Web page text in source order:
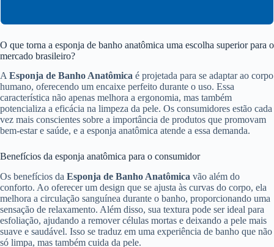
O que torna a esponja de banho anatômica uma escolha superior para o
mercado brasileiro?
A Esponja de Banho Anatômica é projetada para se adaptar ao corpo
humano, oferecendo um encaixe perfeito durante o uso. Essa
característica não apenas melhora a ergonomia, mas também
potencializa a eficácia na limpeza da pele. Os consumidores estão cada
vez mais conscientes sobre a importância de produtos que promovam
bem-estar e saúde, e a esponja anatômica atende a essa demanda.
Benefícios da esponja anatômica para o consumidor
Os benefícios da Esponja de Banho Anatômica vão além do
conforto. Ao oferecer um design que se ajusta às curvas do corpo, ela
melhora a circulação sanguínea durante o banho, proporcionando uma
sensação de relaxamento. Além disso, sua textura pode ser ideal para
esfoliação, ajudando a remover células mortas e deixando a pele mais
suave e saudável. Isso se traduz em uma experiência de banho que não
só limpa, mas também cuida da pele.